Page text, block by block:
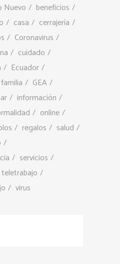
Nuevo
beneficios
casa
cerrajería
Coronavirus
cuidado
Ecuador
familia
GEA
información
online
regalos
salud
servicios
teletrabajo
virus